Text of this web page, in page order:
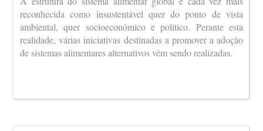
reconhecida como insustentável quer do ponto de vista
ambiental, quer socioeconómico e político. Perante esta
realidade, várias iniciativas destinadas a promover a adoção
de sistemas alimentares alternativos vêm sendo realizadas.